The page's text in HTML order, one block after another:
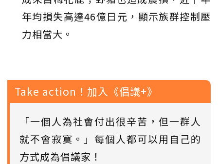
年均損失高達46億日元，顯示族群控制壓
力相當大。
Take action！加入《倡議+》
「一個人為社會付出很辛苦，但一群人
就不會寂寞。」每個人都可以用自己的
方式成為倡議家！